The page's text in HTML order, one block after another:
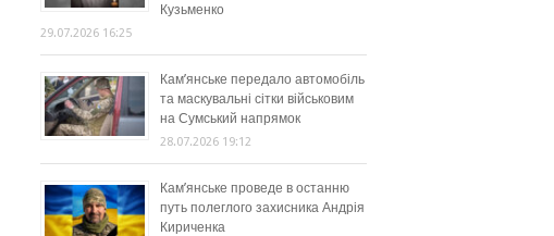
Кузьменко
29.07.2026 16:25
Кам’янське передало автомобіль
та маскувальні сітки військовим
на Сумський напрямок
28.07.2026 19:12
Кам’янське проведе в останню
путь полеглого захисника Андрія
Кириченка